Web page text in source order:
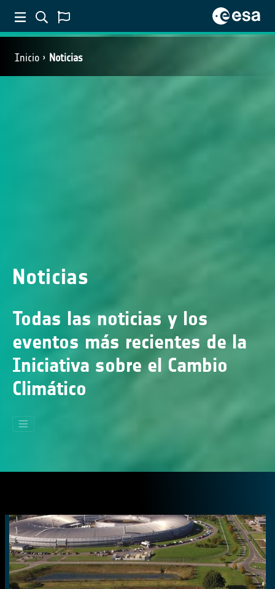
Inicio Noticias
Noticias
Todas las noticias y los
eventos más recientes de la
Iniciativa sobre el Cambio
Climático